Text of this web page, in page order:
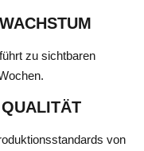
zu sichtbaren
von